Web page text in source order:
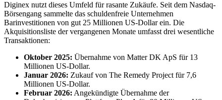
Diginex nutzt dieses Umfeld für rasante Zukäufe. Seit dem Nasdaq-
Börsengang sammelte das schuldenfreie Unternehmen
Barinvestitionen von gut 25 Millionen US-Dollar ein. Die
Akquisitionsliste der vergangenen Monate umfasst drei wesentliche
Transaktionen:
Oktober 2025: Übernahme von Matter DK ApS für 13
Millionen US-Dollar.
Januar 2026: Zukauf von The Remedy Project für 7,6
Millionen US-Dollar.
Februar 2026: Angekündigte Übernahme der